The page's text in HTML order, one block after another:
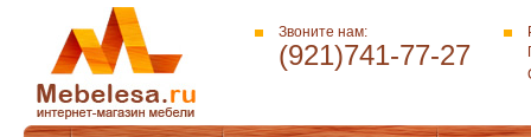
Звоните нам:
(921)741-77-27